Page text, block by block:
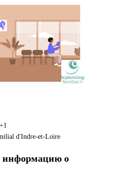
информацию о
+1
d'Indre-et-Loire